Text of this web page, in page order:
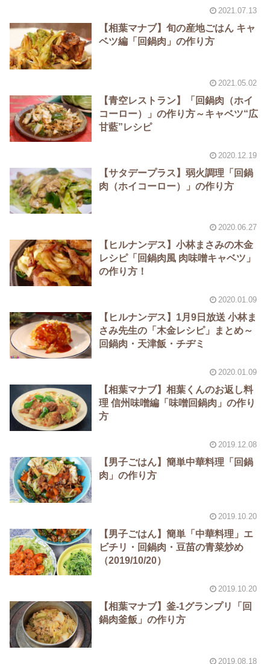
2021.07.13
【相葉マナブ】旬の産地ごはん キャ
ベツ編「回鍋肉」の作り方
2021.05.02
【青空レストラン】「回鍋肉（ホイ
コーロー）」の作り方～キャベツ“広
甘藍”レシピ
2020.12.19
【サタデープラス】弱火調理「回鍋
肉（ホイコーロー）」の作り方
2020.06.27
【ヒルナンデス】小林まさみの木金
レシピ「回鍋肉風 肉味噌キャベツ」
の作り方！
2020.01.09
【ヒルナンデス】1月9日放送 小林ま
さみ先生の「木金レシピ」まとめ～
回鍋肉・天津飯・チヂミ
2020.01.09
【相葉マナブ】相葉くんのお返し料
理 信州味噌編「味噌回鍋肉」の作り
方
2019.12.08
【男子ごはん】簡単中華料理「回鍋
肉」の作り方
2019.10.20
【男子ごはん】簡単「中華料理」エ
ビチリ・回鍋肉・豆苗の青菜炒め
（2019/10/20）
2019.10.20
【相葉マナブ】釜-1グランプリ「回
鍋肉釜飯」の作り方
2019.08.18